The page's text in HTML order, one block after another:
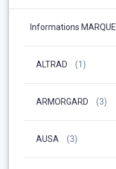
Informations
ALTRAD (1)
ARMORGARD (3)
AUSA (3)